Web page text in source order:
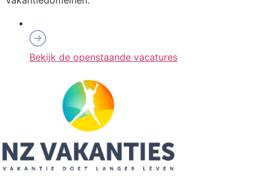
Bekijk de openstaande vacatures